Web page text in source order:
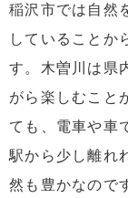
稲沢市では自然
していることか
す。木曽川は県
がら楽しむこと
ても、電車や車
駅から少し離れ
然も豊かなので